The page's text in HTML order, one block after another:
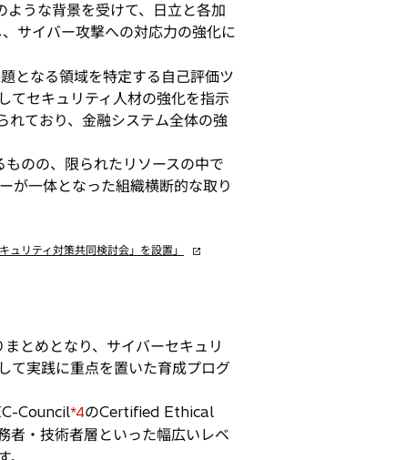
ような背景を受けて、日立と各加
サイバー攻撃への対応力の強化に
となる領域を特定する自己評価ツ
てセキュリティ人材の強化を指示
れており、金融システム全体の強
のの、限られたリソースの中で
が一体となった組織横断的な取り
リティ対策共同検討会」を設置」
新
で
開
とめとなり、サイバーセキュリ
て実践に重点を置いた育成プログ
Council*4のCertified Ethical
者・技術者層といった幅広いレベ